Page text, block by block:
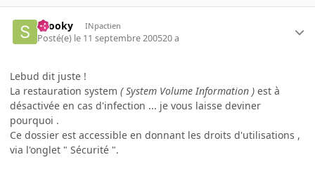
snooky INpactien
Posté(e) le 11 septembre 200520 a
Lebud dit juste !
La restauration system ( System Volume Information ) est à
désactivée en cas d'infection ... je vous laisse deviner
pourquoi .
Ce dossier est accessible en donnant les droits d'utilisations ,
via l'onglet " Sécurité ".